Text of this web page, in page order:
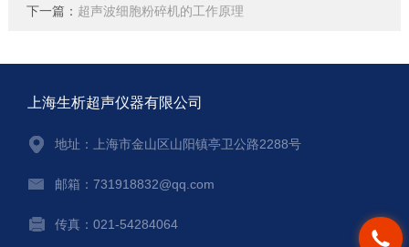
下一篇： 超声波细胞粉碎机的工作原理
上海生析超声仪器有限公司
地址：上海市金山区山阳镇亭卫公路2288号
邮箱：731918832@qq.com
传真：021-54284064